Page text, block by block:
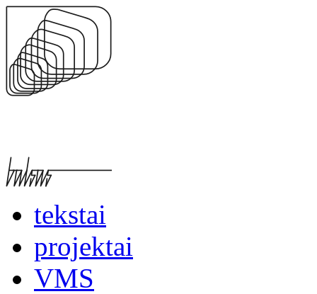
tekstai
projektai
VMS